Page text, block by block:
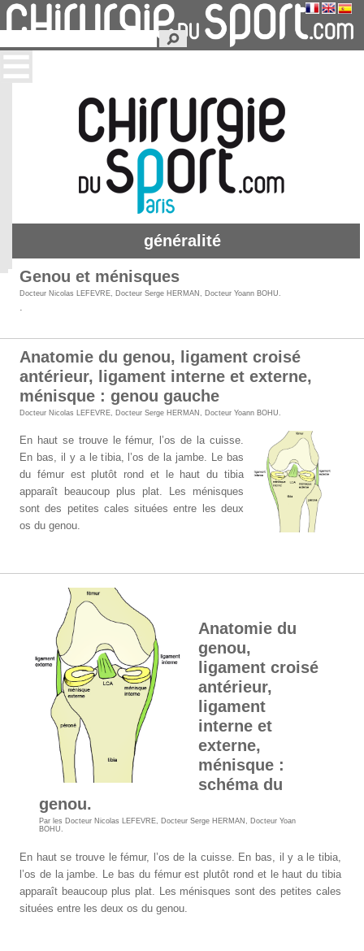
généralité
Genou et ménisques
Docteur Nicolas LEFEVRE, Docteur Serge HERMAN , Docteur Yoann BOHU.
.
Anatomie du genou, ligament croisé
antérieur, ligament interne et externe,
ménisque : genou gauche
Docteur Nicolas LEFEVRE, Docteur Serge HERMAN , Docteur Yoann BOHU.
En haut se trouve le fémur, l’os de la cuisse.
En bas, il y a le tibia, l’os de la jambe. Le bas
du fémur est plutôt rond et le haut du tibia
apparaît beaucoup plus plat. Les ménisques
sont des petites cales situées entre les deux
os du genou.
Anatomie du
genou,
ligament croisé
antérieur,
ligament
interne et
externe,
ménisque :
schéma du
genou.
Par les Docteur Nicolas LEFEVRE, Docteur Serge HERMAN , Docteur Yoan
BOHU.
En haut se trouve le fémur, l’os de la cuisse. En bas, il y a le tibia,
l’os de la jambe. Le bas du fémur est plutôt rond et le haut du tibia
apparaît beaucoup plus plat. Les ménisques sont des petites cales
situées entre les deux os du genou.